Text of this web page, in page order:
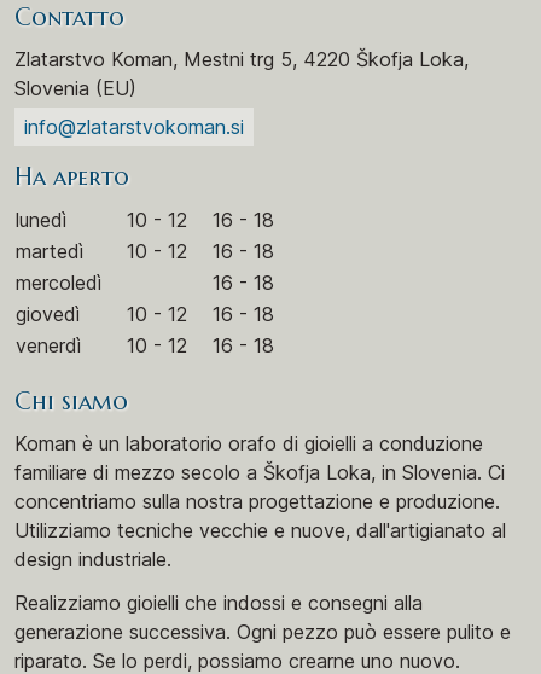
Contatto
Zlatarstvo Koman, Mestni trg 5, 4220 Škofja Loka,
Slovenia (EU)
info@zlatarstvokoman.si
Ha aperto
lunedì 10 - 12
16 - 18
martedì
10 - 12
16 - 18
mercoledì
16 - 18
giovedì
10 - 12
16 - 18
venerdì
10 - 12 16 - 18
Chi siamo
Koman è un laboratorio orafo di gioielli a conduzione
familiare di mezzo secolo a Škofja Loka, in Slovenia. Ci
concentriamo sulla nostra progettazione e produzione.
Utilizziamo tecniche vecchie e nuove, dall'artigianato al
design industriale.
Realizziamo gioielli che indossi e consegni alla
generazione successiva. Ogni pezzo può essere pulito e
riparato. Se lo perdi, possiamo crearne uno nuovo.